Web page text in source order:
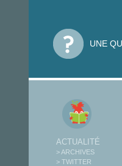
UNE
ACTUALITÉ
> ARCHIVES
> TWITTER